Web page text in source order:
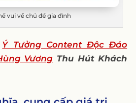
vui về chủ đề gia đình
Ý Tưởng Content Độc Đáo
Vương Thu Hút Khách